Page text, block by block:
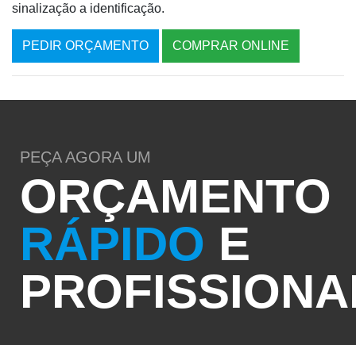
sinalização a identificação.
PEDIR ORÇAMENTO COMPRAR ONLINE
PEÇA AGORA UM
ORÇAMENTO
RÁPIDO E